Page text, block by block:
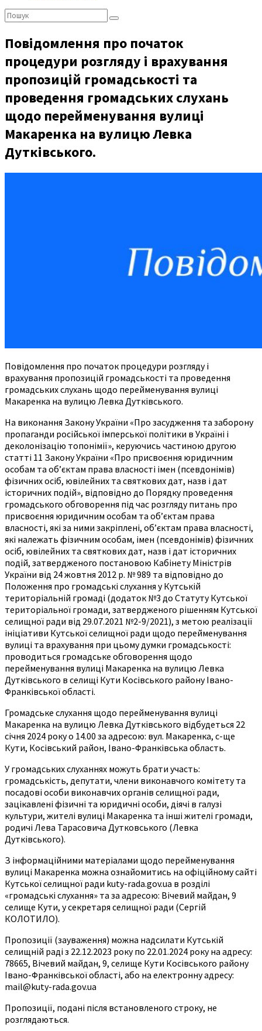
Пошук:
Повідомлення про початок
процедури розгляду і врахування
пропозицій громадськості та
проведення громадських слухань
щодо перейменування вулиці
Макаренка на вулицю Левка
Дутківського.
Повідомлення про початок процедури розгляду і
врахування пропозицій громадськості та проведення
громадських слухань щодо перейменування вулиці
Макаренка на вулицю Левка Дутківського.
На виконання Закону України «Про засудження та заборону
пропаганди російської імперської політики в Україні і
деколонізацію топонімії», керуючись частиною другою
статті 11 Закону України «Про присвоєння юридичним
особам та об’єктам права власності імен (псевдонімів)
фізичних осіб, ювілейних та святкових дат, назв і дат
історичних подій», відповідно до Порядку проведення
громадського обговорення під час розгляду питань про
присвоєння юридичним особам та об’єктам права
власності, які за ними закріплені, об’єктам права власності,
які належать фізичним особам, імен (псевдонімів) фізичних
осіб, ювілейних та святкових дат, назв і дат історичних
подій, затвердженого постановою Кабінету Міністрів
України від 24 жовтня 2012 р. № 989 та відповідно до
Положення про громадські слухання у Кутській
територіальній громаді (додаток №3 до Статуту Кутської
територіальної громади, затвердженого рішенням Кутської
селищної ради від 29.07.2021 №2-9/2021), з метою реалізації
ініціативи Кутської селищної ради щодо перейменування
вулиці та врахування при цьому думки громадськості:
проводиться громадське обговорення щодо
перейменування вулиці Макаренка на вулицю Левка
Дутківського в селищі Кути Косівського району Івано-
Франківської області.
Громадське слухання щодо перейменування вулиці
Макаренка на вулицю Левка Дутківського відбудеться 22
січня 2024 року о 14.00 за адресою: вул. Макаренка, с-ще
Кути, Косівський район, Івано-Франківська область.
У громадських слуханнях можуть брати участь:
громадськість, депутати, члени виконавчого комітету та
посадові особи виконавчих органів селищної ради,
зацікавлені фізичні та юридичні особи, діячі в галузі
культури, жителі вулиці Макаренка та інші жителі громади,
родичі Лева Тарасовича Дутковського (Левка
Дутківського).
З інформаційними матеріалами щодо перейменування
вулиці Макаренка можна ознайомитись на офіційному сайті
Кутської селищної ради kuty-rada.gov.ua в розділі
«громадські слухання» та за адресою: Вічевий майдан, 9
селище Кути, у секретаря селищної ради (Сергій
КОЛОТИЛО).
Пропозиції (зауваження) можна надсилати Кутській
селищній раді з 22.12.2023 року по 22.01.2024 року на адресу:
78665, Вічевий майдан, 9, селище Кути Косівського району
Івано-Франківської області, або на електронну адресу:
mail@kuty-rada.gov.ua
Пропозиції, подані після встановленого строку, не
розглядаються.